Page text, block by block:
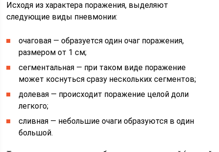
Исходя из характера поражения, выделяют
следующие виды пневмонии:
очаговая — образуется один очаг поражения,
размером от 1 см;
сегментальная — при таком виде поражение
может коснуться сразу нескольких сегментов;
долевая — происходит поражение целой доли
легкого;
сливная — небольшие очаги образуются в один
большой.